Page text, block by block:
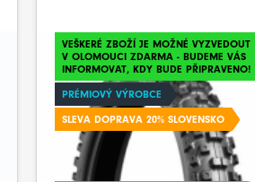
VEŠKERÉ ZBOŽÍ JE MOŽNÉ VYZVEDOUT
V OLOMOUCI ZDARMA - BUDEME VÁS
INFORMOVAT, KDY BUDE PŘIPRAVENO!
PRÉMIOVÝ VÝROBCE
SLEVA DOPRAVA 20% SLOVENSKO